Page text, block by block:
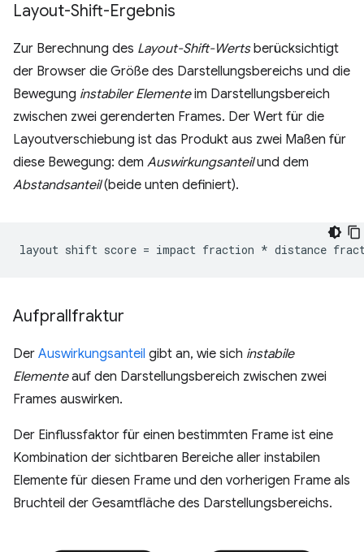
Layout-Shift-Ergebnis
Zur Berechnung des Layout-Shift-Wertsberücksichtigt
der Browser die Größe des Darstellungsbereichs und die
Bewegung instabiler Elementeim Darstellungsbereich
zwischen zwei gerenderten Frames. Der Wert für die
Layoutverschiebung ist das Produkt aus zwei Maßen für
diese Bewegung: dem Auswirkungsanteilund dem
Abstandsanteil(beide unten definiert).
Aufprallfraktur
Der Auswirkungsanteil gibt an, wie sich instabile
Elementeauf den Darstellungsbereich zwischen zwei
Frames auswirken.
Der Einflussfaktor für einen bestimmten Frame ist eine
Kombination der sichtbaren Bereiche aller instabilen
Elemente für diesen Frame und den vorherigen Frame als
Bruchteil der Gesamtfläche des Darstellungsbereichs.